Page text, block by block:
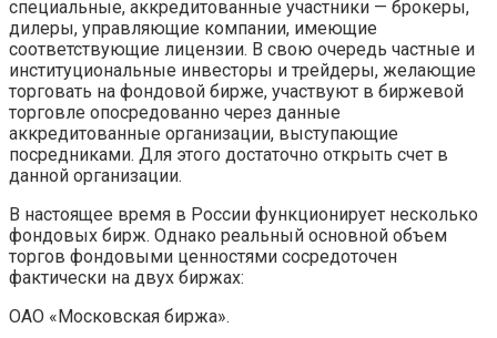
специальные, аккредитованные участники — брокеры,
дилеры, управляющие компании, имеющие
соответствующие лицензии. В свою очередь частные и
институциональные инвесторы и трейдеры, желающие
торговать на фондовой бирже, участвуют в биржевой
торговле опос­редованно через данные
аккредитованные организации, выступающие
посредниками. Для этого достаточно открыть счет в
данной организации.
В настоящее время в России функционирует несколько
фондовых бирж. Однако реальный основной объем
торгов фондовыми ценностями сосредоточен
фактически на двух биржах:
ОАО «Московская биржа».